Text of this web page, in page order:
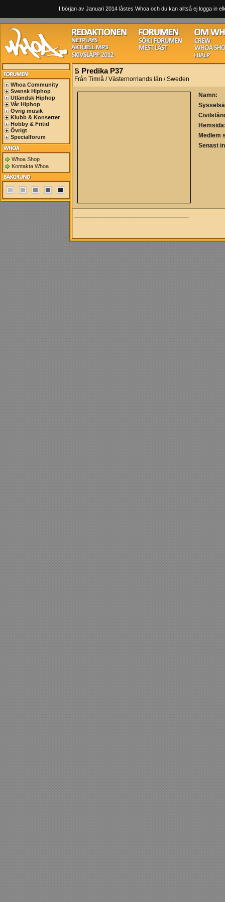
I början av Januari 2014 låstes Whoa och du kan alltså ej logga in
Whoa Community
Svensk Hiphop
Utländsk Hiphop
Vår Hiphop
Övrig musik
Klubb & Konserter
Hobby & Fritid
Övrigt
Specialforum
Whoa Shop
Kontakta Whoa
Predika P37
Från Timrå / Västernorrlands län / Sweden
Namn:
Medlem
Senast